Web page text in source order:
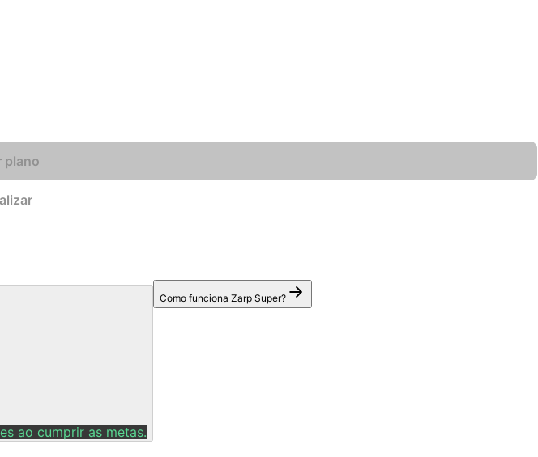
plano
ao cumprir as metas.
Como funciona Zarp Super?